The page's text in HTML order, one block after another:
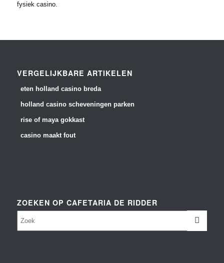
fysiek casino.
VERGELIJKBARE ARTIKELEN
eten holland casino breda
holland casino scheveningen parken
rise of maya gokkast
casino maakt fout
ZOEKEN OP CAFETARIA DE RIDDER